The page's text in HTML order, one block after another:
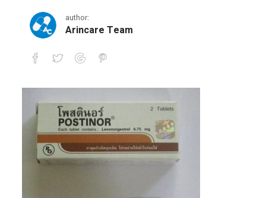
100_0192
author:
Arincare Team
100_0192